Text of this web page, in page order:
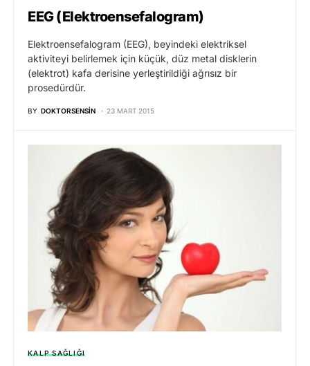
EEG (Elektroensefalogram)
Elektroensefalogram (EEG), beyindeki elektriksel
aktiviteyi belirlemek için küçük, düz metal disklerin
(elektrot) kafa derisine yerleştirildiği ağrısız bir
prosedürdür.
BY DOKTORSENSIN 23 MART 2015
KALP SAĞLIĞI